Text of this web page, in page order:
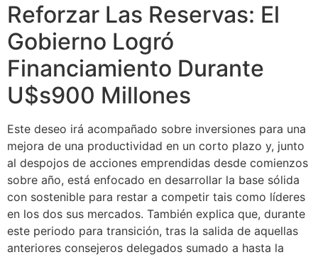
Reforzar Las Reservas: El
Gobierno Logró
Financiamiento Durante
U$s900 Millones
Este deseo irá acompañado sobre inversiones para una
mejora de una productividad en un corto plazo y, junto
al despojos de acciones emprendidas desde comienzos
sobre año, está enfocado en desarrollar la base sólida
con sostenible para restar a competir tais como líderes
en los dos sus mercados. También explica que, durante
este periodo para transición, tras la salida de aquellas
anteriores consejeros delegados sumado a hasta la